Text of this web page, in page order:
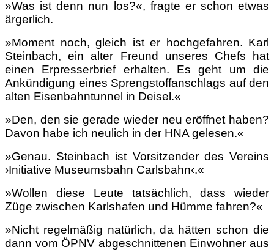
»Was ist denn nun los?«, fragte er schon etwas
ärgerlich.
»Moment noch, gleich ist er hochgefahren. Karl
Steinbach, ein alter Freund unseres Chefs hat
einen Erpresserbrief erhalten. Es geht um die
Ankündigung eines Sprengstoffanschlags auf den
alten Eisenbahntunnel in Deisel.«
»Den, den sie gerade wieder neu eröffnet haben?
Davon habe ich neulich in der HNA gelesen.«
»Genau. Steinbach ist Vorsitzender des Vereins
›Initiative Museumsbahn Carlsbahn‹.«
»Wollen diese Leute tatsächlich, dass wieder
Züge zwischen Karlshafen und Hümme fahren?«
»Nicht regelmäßig natürlich, da hätten schon die
dann vom ÖPNV abgeschnittenen Einwohner aus